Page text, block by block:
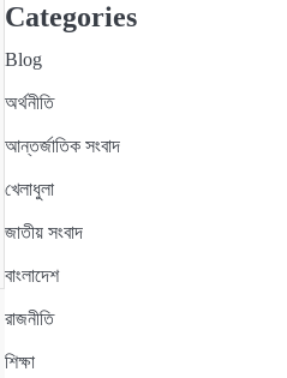
Categories
Blog
অর্থনীতি
আন্তর্জাতিক সংবাদ
খেলাধুলা
জাতীয় সংবাদ
বাংলাদেশ
রাজনীতি
শিক্ষা